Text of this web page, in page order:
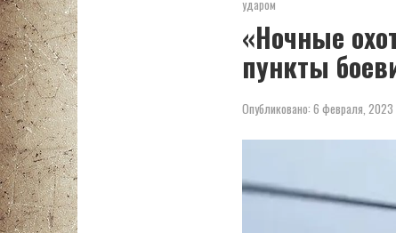
ударом
«Ночные
пункты
Опубликовано: 6 февраля, 2023